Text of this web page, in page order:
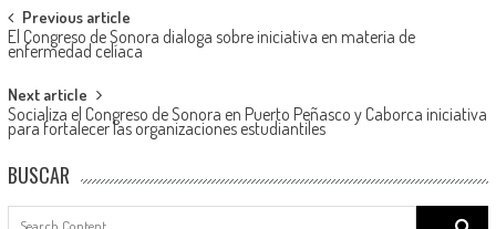
Post
navigation
Previous article
El Congreso de Sonora dialoga sobre iniciativa en materia de
enfermedad celíaca
Next article
Socializa el Congreso de Sonora en Puerto Peñasco y Caborca iniciativa
para fortalecer las organizaciones estudiantiles
BUSCAR
Search